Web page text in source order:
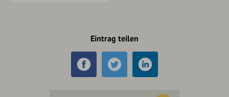
Eintrag teilen